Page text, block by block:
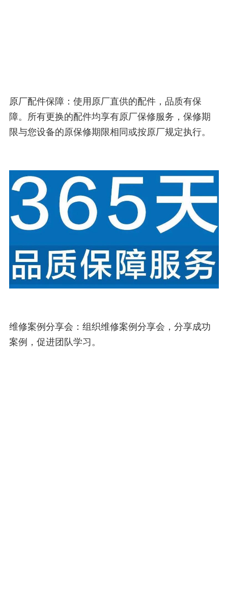
原厂配件保障：使用原厂直供的配件，品质有保
障。所有更换的配件均享有原厂保修服务，保修期
限与您设备的原保修期限相同或按原厂规定执行。
维修案例分享会：组织维修案例分享会，分享成功
案例，促进团队学习。